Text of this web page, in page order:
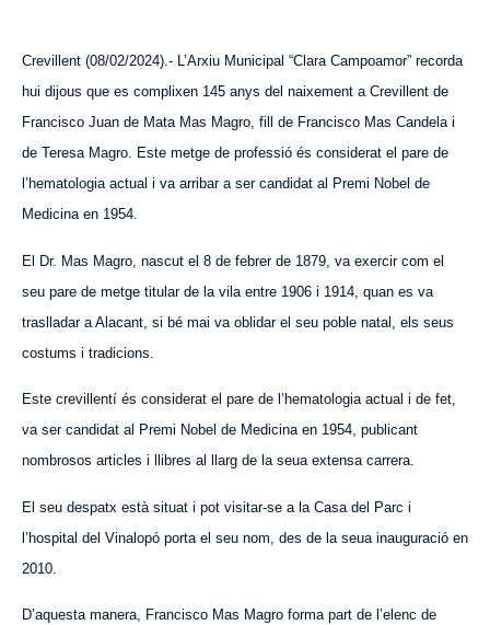
Crevillent (08/02/2024).- L’Arxiu Municipal “Clara Campoamor” recorda
hui dijous que es complixen 145 anys del naixement a Crevillent de
Francisco Juan de Mata Mas Magro, fill de Francisco Mas Candela i
de Teresa Magro. Este metge de professió és considerat el pare de
l’hematologia actual i va arribar a ser candidat al Premi Nobel de
Medicina en 1954.
El Dr. Mas Magro, nascut el 8 de febrer de 1879, va exercir com el
seu pare de metge titular de la vila entre 1906 i 1914, quan es va
traslladar a Alacant, si bé mai va oblidar el seu poble natal, els seus
costums i tradicions.
Este crevillentí és considerat el pare de l’hematologia actual i de fet,
va ser candidat al Premi Nobel de Medicina en 1954, publicant
nombrosos articles i llibres al llarg de la seua extensa carrera.
El seu despatx està situat i pot visitar-se a la Casa del Parc i
l’hospital del Vinalopó porta el seu nom, des de la seua inauguració en
2010.
D’aquestamanera, Francisco Mas Magro forma part de l’elenc de